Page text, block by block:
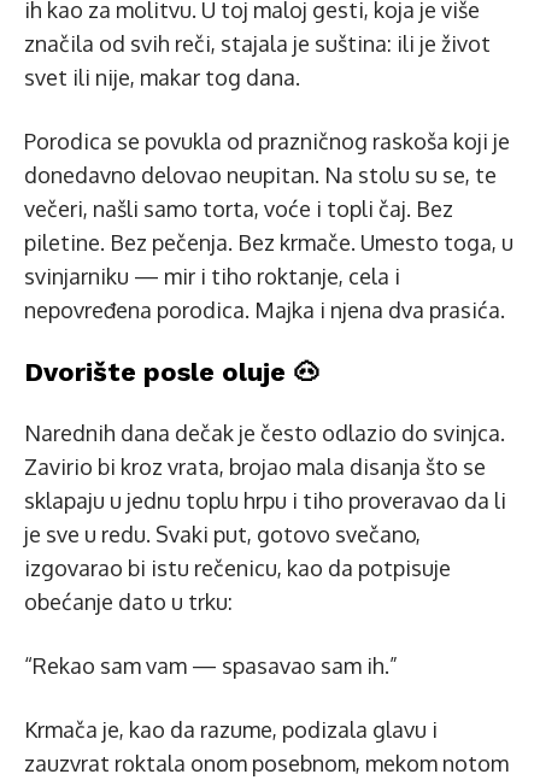
ih kao za molitvu. U toj maloj gesti, koja je više
značila od svih reči, stajala je suština: ili je život
svet ili nije, makar tog dana.
Porodica se povukla od prazničnog raskoša koji je
donedavno delovao neupitan. Na stolu su se, te
večeri, našli samo torta, voće i topli čaj. Bez
piletine. Bez pečenja. Bez krmače. Umesto toga, u
svinjarniku — mir i tiho roktanje, cela i
nepovređena porodica. Majka i njena dva prasića.
Dvorište posle oluje 🐽
Narednih dana dečak je često odlazio do svinjca.
Zavirio bi kroz vrata, brojao mala disanja što se
sklapaju u jednu toplu hrpu i tiho proveravao da li
je sve u redu. Svaki put, gotovo svečano,
izgovarao bi istu rečenicu, kao da potpisuje
obećanje dato u trku:
“Rekao sam vam — spasavao sam ih.”
Krmača je, kao da razume, podizala glavu i
zauzvrat roktala onom posebnom, mekom notom